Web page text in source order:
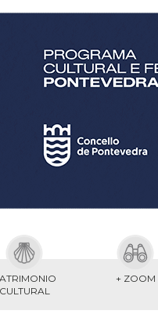
CULTURAL
+ ZOOM